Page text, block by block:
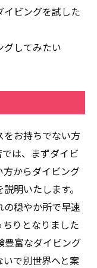
イビングを試した
グしてみたい
をお持ちでない方
は、まずダイビ
からダイビング
明いたします。
穏やか所で早速
りとなりました
豊富なダイビング
で別世界へと案